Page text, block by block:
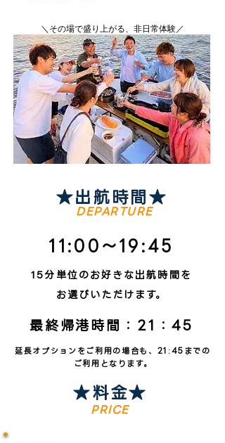
＼その場で盛り上がる、非日常体験／
★出航時間★
DEPARTURE
11:00～19:45
15分単位のお好きな出航時間を
お選びいただけます。
​最終帰港時間：21：45
延長オプションをご利用の場合も、21:45までの
ご利用となります。
★料金★
PRICE